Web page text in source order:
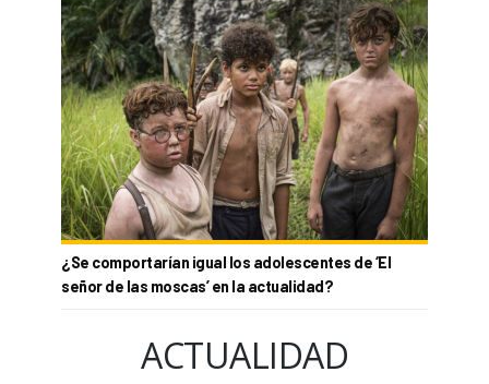
¿Se comportarían igual los adolescentes de ‘El
señor de las moscas’ en la actualidad?
ACTUALIDAD